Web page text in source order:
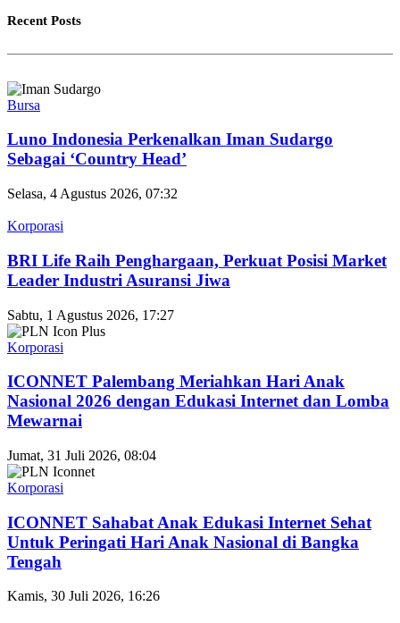
Recent Posts
Bursa
Luno Indonesia Perkenalkan Iman Sudargo
Sebagai ‘Country Head’
Selasa, 4 Agustus 2026, 07:32
Korporasi
BRI Life Raih Penghargaan, Perkuat Posisi Market
Leader Industri Asuransi Jiwa
Sabtu, 1 Agustus 2026, 17:27
Korporasi
ICONNET Palembang Meriahkan Hari Anak
Nasional 2026 dengan Edukasi Internet dan Lomba
Mewarnai
Jumat, 31 Juli 2026, 08:04
Korporasi
ICONNET Sahabat Anak Edukasi Internet Sehat
Untuk Peringati Hari Anak Nasional di Bangka
Tengah
Kamis, 30 Juli 2026, 16:26